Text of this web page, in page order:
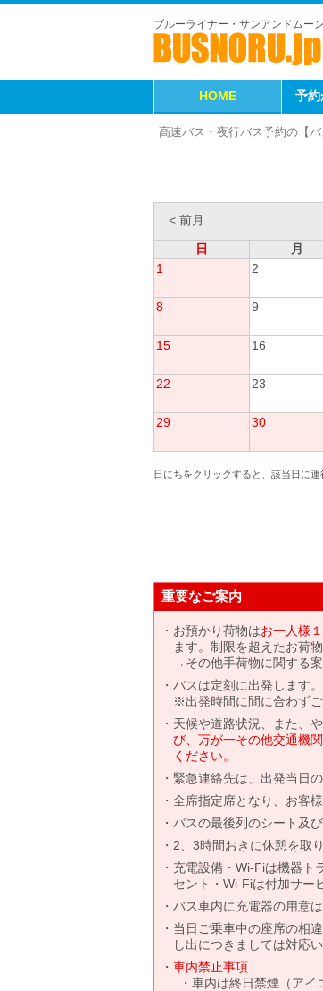
ブルーライナー・サンアンドムー
HOME 予約
高速バス・夜行バス予約の【バ
< 前月
日
月
1
2
8 9
15 16
22 23
29 30
日にちをクリックすると、該当日に運
重要なご案内
お預かり荷物はお一人様
ます。制限を超えたお荷
→その他手荷物に関する
バスは定刻に出発します
※出発時間に間に合わず
天候や道路状況、また、
び、万が一その他交通機
ください。
緊急連絡先は、出発当日
全席指定席となり、お客
バスの最後列のシート及
2、3時間おきに休憩を取り
充電設備・Wi-Fiは機器ト
セント・Wi-Fiは付加サー
バス車内に充電器の用意
当日ご乗車中の座席の相
し出につきましては対応
車内禁止事項
車内は終日禁煙（アイ